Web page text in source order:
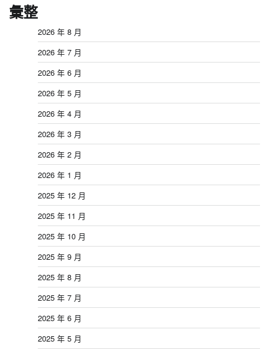
彙整
2026 年 8 月
2026 年 7 月
2026 年 6 月
2026 年 5 月
2026 年 4 月
2026 年 3 月
2026 年 2 月
2026 年 1 月
2025 年 12 月
2025 年 11 月
2025 年 10 月
2025 年 9 月
2025 年 8 月
2025 年 7 月
2025 年 6 月
2025 年 5 月